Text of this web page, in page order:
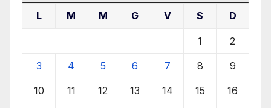
L M M G V S D
1 2
3 4 5 6 7 8 9
10 11 12 13 14 15 16